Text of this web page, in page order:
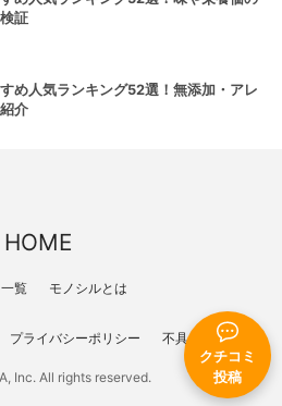
クチコミ
投稿
証
め人気ランキング52選！無添加・アレ
介
HOME
覧 モノシルとは
プライバシーポリシー 不具合報告
Inc. All rights reserved.